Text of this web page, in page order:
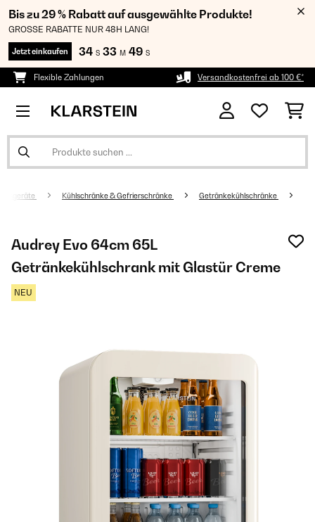
Bis zu 29 % Rabatt auf ausgewählte Produkte!
GROSSE RABATTE NUR 48H LANG!
Jetzt einkaufen 34 S 33 M 48 S
Flexible Zahlungen Versandkostenfrei ab 100 €*
Kühlschränke & Gefrierschränke Getränkekühlschränke
Audrey Evo 64cm 65L
Getränkekühlschrank mit Glastür Creme
NEU